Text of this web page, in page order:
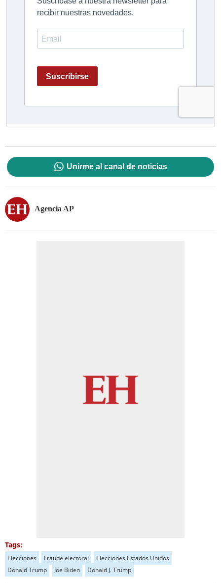
Unirme al canal de noticias
Agencia AP
Tags:
Elecciones Fraude electoral
Elecciones Estados Unidos
Donald Trump
Joe Biden Donald J. Trump